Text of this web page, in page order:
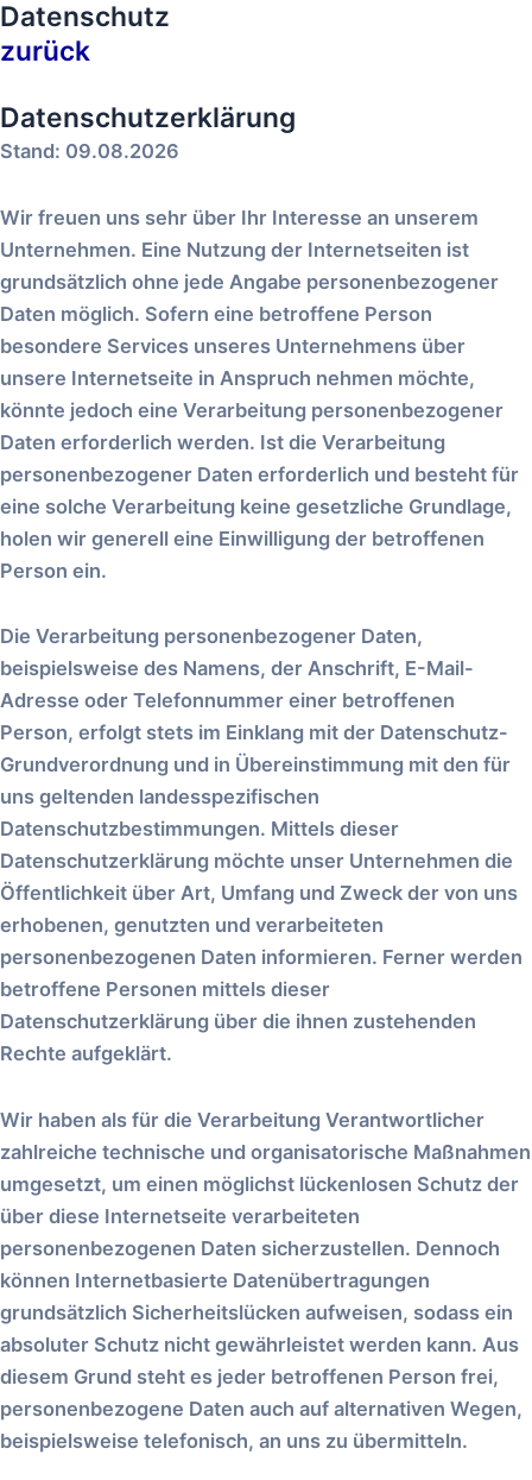
Zum
Inhalt
Datenschutz
zurück
Datenschutzerklärung
Stand: 09.08.2026
Wir freuen uns sehr über Ihr Interesse an unserem
Unternehmen. Eine Nutzung der Internetseiten ist
grundsätzlich ohne jede Angabe personenbezogener
Daten möglich. Sofern eine betroffene Person
besondere Services unseres Unternehmens über
unsere Internetseite in Anspruch nehmen möchte,
könnte jedoch eine Verarbeitung personenbezogener
Daten erforderlich werden. Ist die Verarbeitung
personenbezogener Daten erforderlich und besteht für
eine solche Verarbeitung keine gesetzliche Grundlage,
holen wir generell eine Einwilligung der betroffenen
Person ein.
Die Verarbeitung personenbezogener Daten,
beispielsweise des Namens, der Anschrift, E-Mail-
Adresse oder Telefonnummer einer betroffenen
Person, erfolgt stets im Einklang mit der Datenschutz-
Grundverordnung und in Übereinstimmung mit den für
uns geltenden landesspezifischen
Datenschutzbestimmungen. Mittels dieser
Datenschutzerklärung möchte unser Unternehmen die
Öffentlichkeit über Art, Umfang und Zweck der von uns
erhobenen, genutzten und verarbeiteten
personenbezogenen Daten informieren. Ferner werden
betroffene Personen mittels dieser
Datenschutzerklärung über die ihnen zustehenden
Rechte aufgeklärt.
Wir haben als für die Verarbeitung Verantwortlicher
zahlreiche technische und organisatorische Maßnahmen
umgesetzt, um einen möglichst lückenlosen Schutz der
über diese Internetseite verarbeiteten
personenbezogenen Daten sicherzustellen. Dennoch
können Internetbasierte Datenübertragungen
grundsätzlich Sicherheitslücken aufweisen, sodass ein
absoluter Schutz nicht gewährleistet werden kann. Aus
diesem Grund steht es jeder betroffenen Person frei,
personenbezogene Daten auch auf alternativen Wegen,
beispielsweise telefonisch, an uns zu übermitteln.